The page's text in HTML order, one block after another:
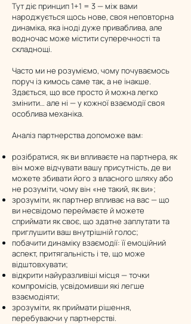
Тут діє принцип 1+1 = 3 — між вами
народжується щось нове, своя неповторна
динаміка, яка іноді дуже приваблива, але
водночас може містити суперечності та
складнощі.
Часто ми не розуміємо, чому почуваємось
поруч із кимось саме так, а не інакше.
Здається, що все просто й можна легко
змінити… але ні — у кожної взаємодії своя
особлива механіка.
Аналіз партнерства допоможе вам:
розібратися, як ви впливаєте на партнера, як
він може відчувати вашу присутність, де ви
можете збивати його з власного шляху або
не розуміти, чому він «не такий, як ви»;
зрозуміти, як партнер впливає на вас — що
ви несвідомо переймаєте й можете
сприймати як своє, що здатне заплутати та
приглушити ваш внутрішній голос;
побачити динаміку взаємодії: її емоційний
аспект, притягальність і те, що може
відштовхувати;
відкрити найуразливіші місця — точки
компромісів, усвідомивши які легше
взаємодіяти;
зрозуміти, як приймати рішення,
перебуваючи у партнерстві.